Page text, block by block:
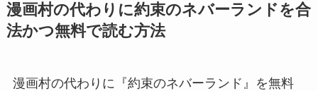
漫画村の代わりに約束のネバーランドを合
法かつ無料で読む方法
漫画村の代わりに『約束のネバーランド』を無料